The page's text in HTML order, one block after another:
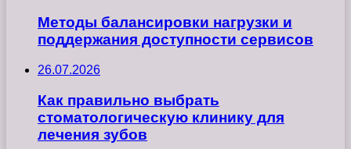
Методы балансировки нагрузки и
поддержания доступности сервисов
26.07.2026
Как правильно выбрать
стоматологическую клинику для
лечения зубов